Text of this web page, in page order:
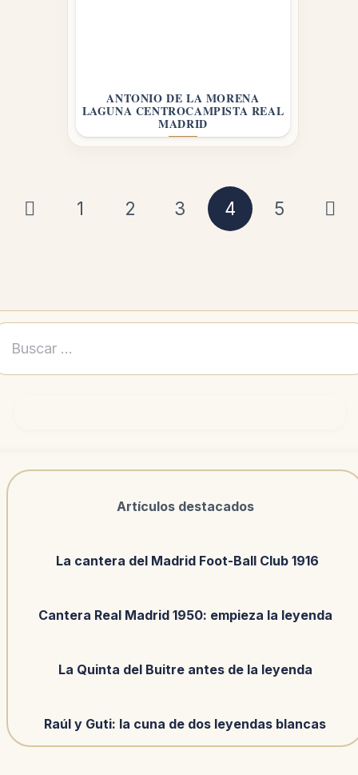
ANTONIO DE LA MORENA
LAGUNA CENTROCAMPISTA REAL
MADRID
1 2 3 4 5
Artículos destacados
La cantera del Madrid Foot-Ball Club 1916
Cantera Real Madrid 1950: empieza la leyenda
La Quinta del Buitre antes de la leyenda
Raúl y Guti: la cuna de dos leyendas blancas